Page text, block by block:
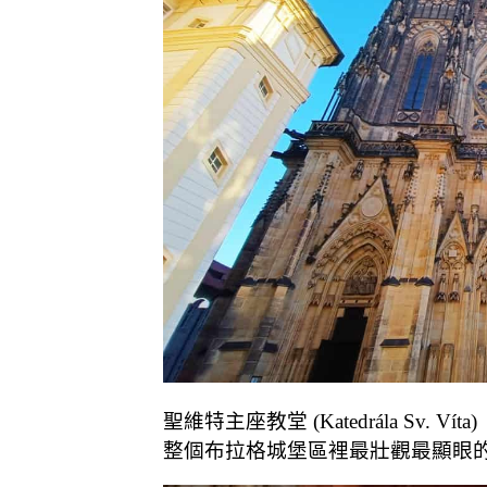
聖維特主座教堂 (Katedrála Sv. Víta)
整個布拉格城堡區裡最壯觀最顯眼